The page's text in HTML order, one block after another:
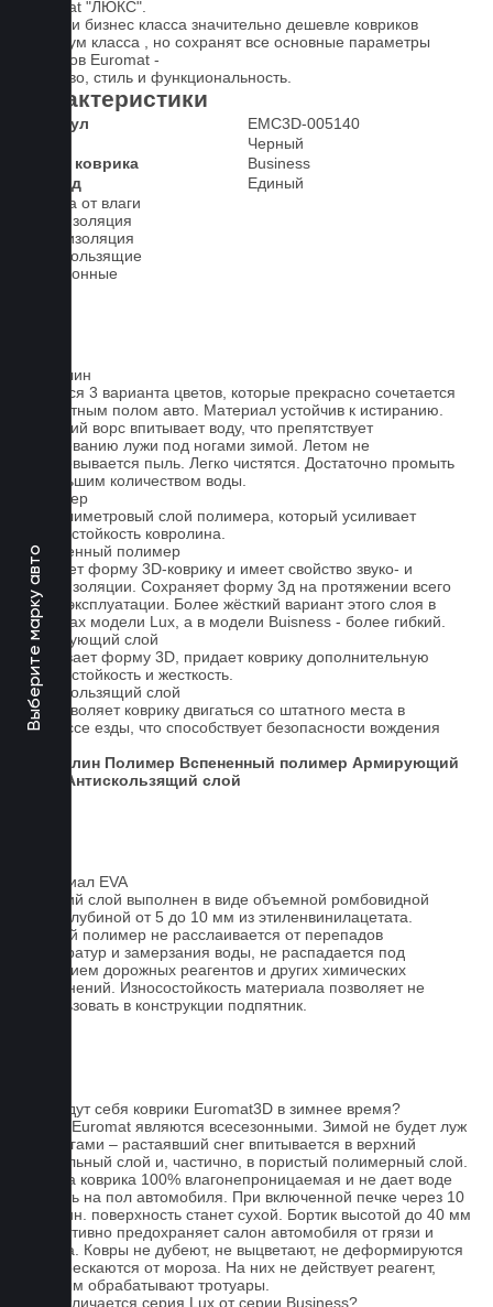
Выберите марку авто
Euromat "ЛЮКС".
Коврики бизнес класса значительно дешевле ковриков
премиум класса , но сохранят все основные параметры
ковриков Euromat -
качество, стиль и функциональность.
Характеристики
Артикул
EMC3D-005140
Черный
Класс коврика
Business
2-й ряд
Единый
Защита от влаги
Шумоизоляция
Теплоизоляция
Антискользящие
Всесезонные
Ковролин
Имеется 3 варианта цветов, которые прекрасно сочетается
со штатным полом авто. Материал устойчив к истиранию.
Короткий ворс впитывает воду, что препятствует
образованию лужи под ногами зимой. Летом не
образовывается пыль. Легко чистятся. Достаточно промыть
небольшим количеством воды.
Полимер
1-миллиметровый слой полимера, который усиливает
износостойкость ковролина.
Вспененный полимер
Придает форму 3D-коврику и имеет свойство звуко- и
теплоизоляции. Сохраняет форму 3д на протяжении всего
срока эксплуатации. Более жёсткий вариант этого слоя в
ковриках модели Lux, а в модели Buisness - более гибкий.
Армирующий слой
Усиливает форму 3D, придает коврику дополнительную
износостойкость и жесткость.
Антискользящий слой
Не позволяет коврику двигаться со штатного места в
процессе езды, что способствует безопасности вождения
Ковролин Полимер Вспененный полимер Армирующий
Антискользящий слой
Материал EVA
Верхний слой выполнен в виде объемной ромбовидной
сетки глубиной от 5 до 10 мм из этиленвинилацетата.
Данный полимер не расслаивается от перепадов
температур и замерзания воды, не распадается под
действием дорожных реагентов и других химических
загрязнений. Износостойкость материала позволяет не
использовать в конструкции подпятник.
Как ведут себя коврики Euromat3D в зимнее время?
Ковры Euromat являются всесезонными. Зимой не будет луж
под ногами – растаявший снег впитывается в верхний
текстильный слой и, частично, в пористый полимерный слой.
Основа коврика 100% влагонепроницаемая и не дает воде
попасть на пол автомобиля. При включенной печке через 10
- 15 мин. поверхность станет сухой. Бортик высотой до 40 мм
эффективно предохраняет салон автомобиля от грязи и
мусора. Ковры не дубеют, не выцветают, не деформируются
и не трескаются от мороза. На них не действует реагент,
которым обрабатывают тротуары.
Чем отличается серия Lux от серии Business?